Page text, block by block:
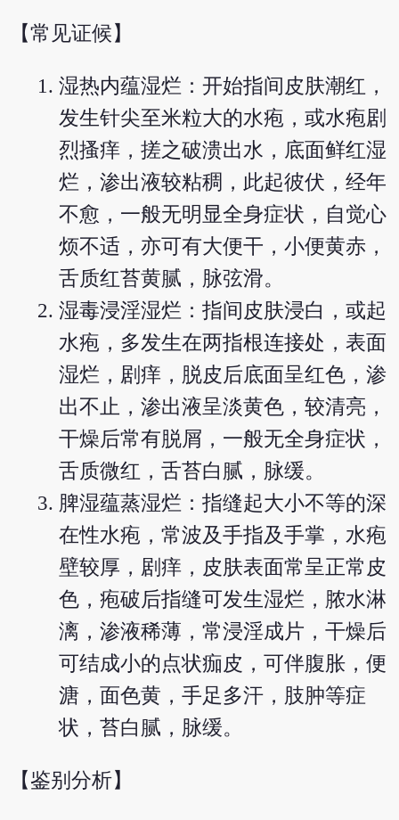
【常见证候】
湿热内蕴湿烂：开始指间皮肤潮红，
发生针尖至米粒大的水疱，或水疱剧
烈搔痒，搓之破溃出水，底面鲜红湿
烂，渗出液较粘稠，此起彼伏，经年
不愈，一般无明显全身症状，自觉心
烦不适，亦可有大便干，小便黄赤，
舌质红苔黄腻，脉弦滑。
湿毒浸淫湿烂：指间皮肤浸白，或起
水疱，多发生在两指根连接处，表面
湿烂，剧痒，脱皮后底面呈红色，渗
出不止，渗出液呈淡黄色，较清亮，
干燥后常有脱屑，一般无全身症状，
舌质微红，舌苔白腻，脉缓。
脾湿蕴蒸湿烂：指缝起大小不等的深
在性水疱，常波及手指及手掌，水疱
壁较厚，剧痒，皮肤表面常呈正常皮
色，疱破后指缝可发生湿烂，脓水淋
漓，渗液稀薄，常浸淫成片，干燥后
可结成小的点状痂皮，可伴腹胀，便
溏，面色黄，手足多汗，肢肿等症
状，苔白腻，脉缓。
【鉴别分析】